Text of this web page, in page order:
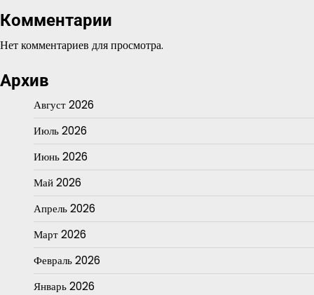
Комментарии
Нет комментариев для просмотра.
Архив
Август 2026
Июль 2026
Июнь 2026
Май 2026
Апрель 2026
Март 2026
Февраль 2026
Январь 2026